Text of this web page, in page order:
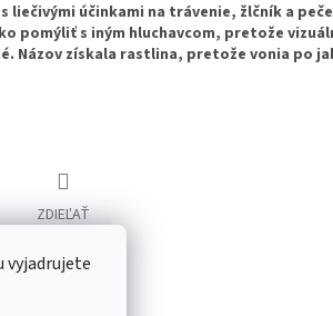
vyjadrujete
liečivými účinkami na trávenie, žlčník a
pomýliť s iným hluchavcom, pretože
Názov získala rastlina, pretože vonia po
ZDIEĽAŤ